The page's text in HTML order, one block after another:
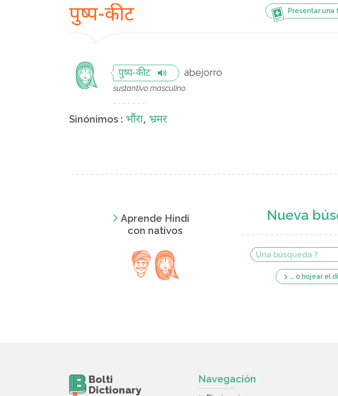
Presentar una
पुष्प-कीट
पुष्प-कीट abejorro
sustantivo masculino
Sinónimos : भौंरा, भ्रमर
Aprende Hindi
con nativos
Nueva
... o hojear el
Bolti
Dictionary
Navegación